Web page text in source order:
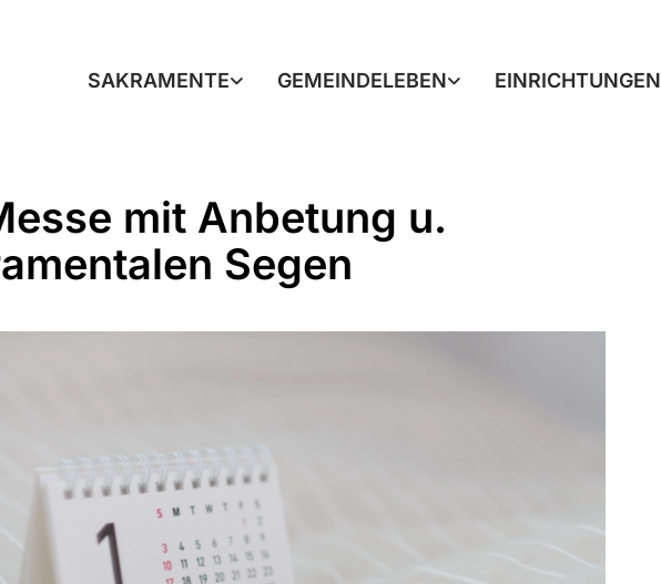
SAKRAMENTE GEMEINDELEBEN EINRICHTUNGEN
mit Anbetung u.
Segen